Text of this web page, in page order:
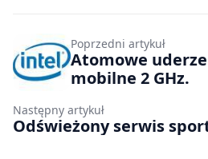
Poprzedni artykuł
Atomowe
mobilne 2 GHz.
Następny artykuł
Odświeżony serwis